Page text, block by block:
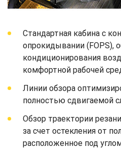
Стандартная кабина с
опрокидывании (FOPS),
кондиционирования
комфортной рабочей
Линии обзора
полностью сдвигаемой
Обзор траектории
за счет остекления от
расположенное под